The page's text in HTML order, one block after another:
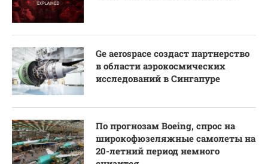
Ge aerospace создаст партнерство
в области аэрокосмических
исследований в Сингапуре
По прогнозам Boeing, спрос на
широкофюзеляжные самолеты на
20-летний период немного